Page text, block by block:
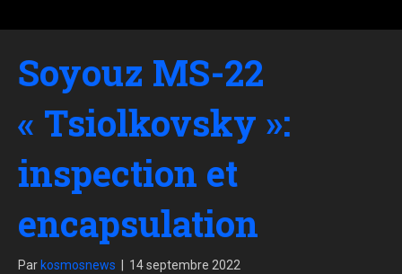
Soyouz MS-22
« Tsiolkovsky »:
inspection et
encapsulation
Par kosmosnews 14 septembre 2022